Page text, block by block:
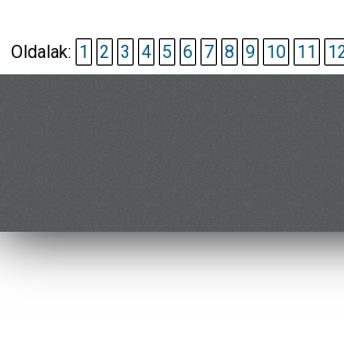
Oldalak: 1 2 3 4 5 6 7 8 9 10 11